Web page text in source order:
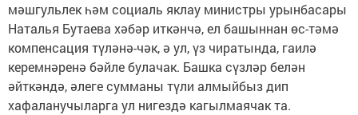
мәшгульлек һәм социаль яклау министры урынбасары
Наталья Бутаева хәбәр иткәнчә, ел башыннан өс-тәмә
компенсация түләнә-чәк, ә ул, үз чиратында, гаилә
керемнәренә бәйле булачак. Башка сүзләр белән
әйткәндә, әлеге сумманы түли алмыйбыз дип
хафаланучыларга ул нигездә кагылмаячак та.